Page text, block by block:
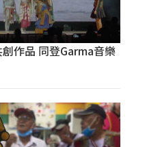
作品 同登Garma音樂